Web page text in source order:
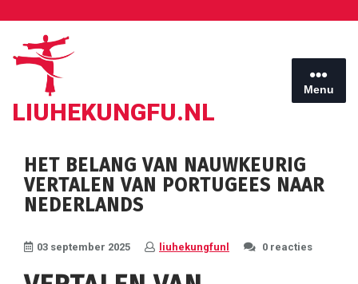
inhoud
LIUHEKUNGFU.NL
Menu
HET BELANG VAN NAUWKEURIG
VERTALEN VAN PORTUGEES NAAR
NEDERLANDS
03 september 2025 liuhekungfunl 0 reacties